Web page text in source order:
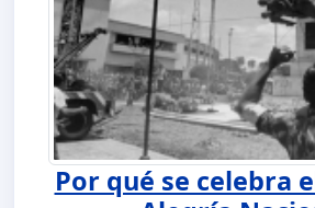
Por qué se celebra